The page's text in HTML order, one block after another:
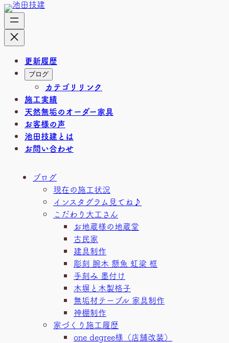
内
容
を
ス
更新履歴
ブログ
カテゴリリンク
施工実績
天然無垢のオーダー家具
お客様の声
池田技建とは
お問い合わせ
ブログ
現在の施工状況
インスタグラム見てね♪
こだわり大工さん
お地蔵様の地蔵堂
古民家
建具制作
彫刻 腕木 懸魚 虹梁 框
手刻み 墨付け
木塀と木製格子
無垢材テーブル 家具制作
神棚制作
家づくり施工履歴
one degree様（店舗改装）